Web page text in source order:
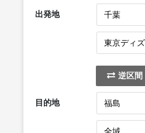
出発地
逆区間
目的地